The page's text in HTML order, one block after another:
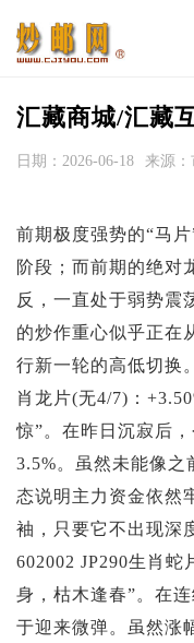
首 页
名家
热点
邮币
实战
新
集藏
投资
汇藏商城/汇藏
日期：2026-06-18 来源
前期极度强势的“马
阶段；而前期的绝对
反，一直处于弱势震
的炒作重心似乎正在
行新一轮的高低切换
肖龙片(无4/7)：
惊”。在昨日沉寂后
3.5%。虽然未能像
态说明主力资金依然
袖，只要它不出现深
602002 JP290生肖蛇
身，枯木逢春”。在
于迎来微弹。虽然涨